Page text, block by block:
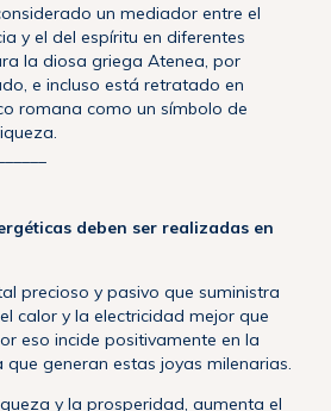
un mediador entre el
y el del espíritu en diferentes
la diosa griega Atenea, por
e incluso está retratado en
romana como un símbolo de
deben ser realizadas en
precioso y pasivo que suministra
calor y la electricidad mejor que
eso incide positivamente en la
que generan estas joyas milenarias.
y la prosperidad, aumenta el